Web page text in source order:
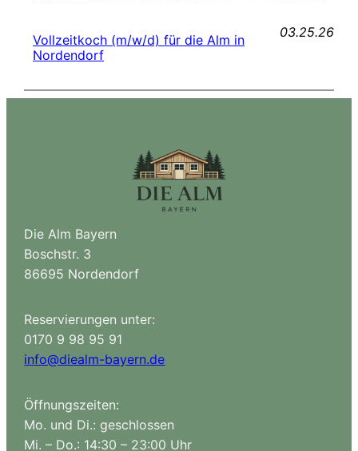
Vollzeitkoch (m/w/d) für die Alm in
Nordendorf
03.25.26
Die Alm Bayern
Boschstr. 3
86695 Nordendorf
Reservierungen unter:
0170 9 98 95 91
info@diealm-bayern.de
Öffnungszeiten:
Mo. und Di.: geschlossen
Mi. – Do.: 14:30 – 23:00 Uhr